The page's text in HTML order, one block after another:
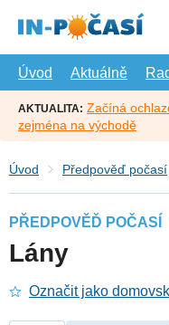
hlavní
Úvod
Aktuálně
AKTUALITA: Začíná
zejména na východě
Úvod Předpověď počasí
PŘEDPOVĚĎ POČASÍ
Lány
Označit jako